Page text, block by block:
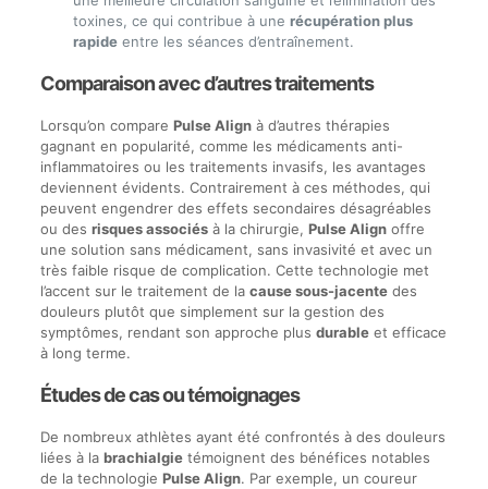
toxines, ce qui contribue à une récupération plus
rapideentre les séances d’entraînement.
Comparaison avec d’autres traitements
Lorsqu’on compare Pulse Alignà d’autres thérapies
gagnant en popularité, comme les médicaments anti-
inflammatoires ou les traitements invasifs, les avantages
deviennent évidents. Contrairement à ces méthodes, qui
peuvent engendrer des effets secondaires désagréables
ou des risques associésà la chirurgie, Pulse Alignoffre
une solution sans médicament, sans invasivité et avec un
très faible risque de complication. Cette technologie met
l’accent sur le traitement de la cause sous-jacentedes
douleurs plutôt que simplement sur la gestion des
symptômes, rendant son approche plus durableet efficace
à long terme.
Études de cas ou témoignages
De nombreux athlètes ayant été confrontés à des douleurs
liées à la brachialgietémoignent des bénéfices notables
de la technologie Pulse Align. Par exemple, un coureur